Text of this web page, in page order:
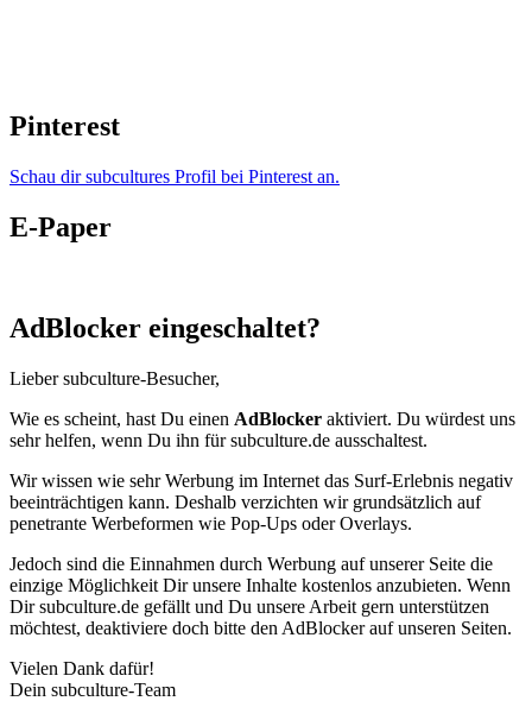
Pinterest
Schau dir subcultures Profil bei Pinterest an.
E-Paper
AdBlocker eingeschaltet?
Lieber subculture-Besucher,
Wie es scheint, hast Du einen AdBlocker aktiviert. Du würdest uns
sehr helfen, wenn Du ihn für subculture.de ausschaltest.
Wir wissen wie sehr Werbung im Internet das Surf-Erlebnis negativ
beeinträchtigen kann. Deshalb verzichten wir grundsätzlich auf
penetrante Werbeformen wie Pop-Ups oder Overlays.
Jedoch sind die Einnahmen durch Werbung auf unserer Seite die
einzige Möglichkeit Dir unsere Inhalte kostenlos anzubieten. Wenn
Dir subculture.de gefällt und Du unsere Arbeit gern unterstützen
möchtest, deaktiviere doch bitte den AdBlocker auf unseren Seiten.
Vielen Dank dafür!
Dein subculture-Team